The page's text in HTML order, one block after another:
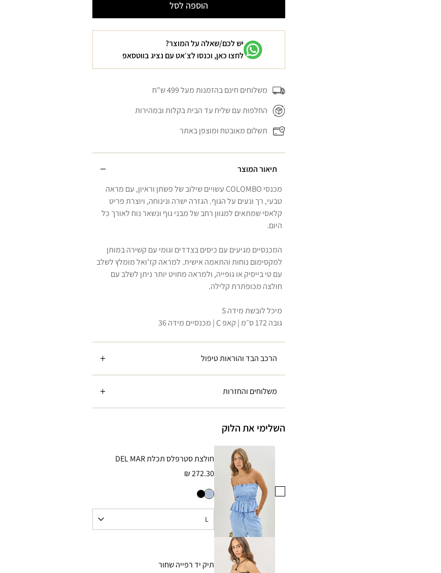
הוספה לסל
יש לכם/שאלה על המוצר?
לחצו כאן, וכנסו לצ׳אט עם נציג בווטסאפ
משלוחים חינם בהזמנות מעל 499 ש"ח
החלפות עם שליח עד הבית בקלות ובמהירות
תשלום מאובטח ומוצפן באתר
תיאור המוצר
מכנסי COLOMBO עשויים שילוב של פשתן וראיון, עם מראה
טבעי, רך ונעים על הגוף. הגזרה ישרה ונינוחה, ויוצרת פריט
קלאסי שמתאים למגוון רחב של מבני גוף ונשאר נוח לאורך כל
היום.
המכנסיים מגיעים עם כיסים בצדדים וגומי עם קשירה במותן
למקסימום נוחות והתאמה אישית. למראה קז’ואל מומלץ לשלב
עם טי בייסיק או גופייה, ולמראה מחויט יותר ניתן לשלב עם
חולצה מכופתרת קלילה.
מיכל לובשת מידה S
גובה 172 ס״מ | קאפ C | מכנסיים מידה 36
הרכב הבד והוראות טיפול
משלוחים והחזרות
השלימי את הלוק
חולצת סטרפלס תכלת DEL MAR
272.30 ₪
תיק יד רפייה שחור